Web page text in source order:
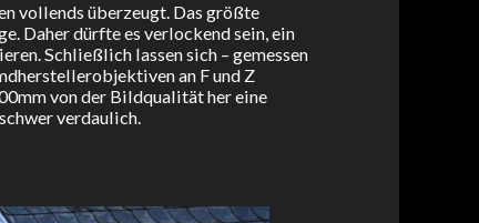
vollends überzeugt. Das größte
Daher dürfte es verlockend sein, ein
Schließlich lassen sich – gemessen
an F und Z
von der Bildqualität her eine
verdaulich.